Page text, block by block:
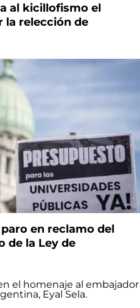
al kicillofismo el
la relección de
en reclamo del
de la Ley de